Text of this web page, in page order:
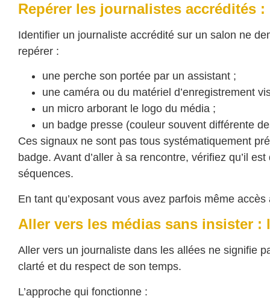
Repérer les journalistes accrédités
Identifier un journaliste accrédité sur un salon ne
repérer :
une perche son portée par un assistant ;
une caméra ou du matériel d’enregistrement
un micro arborant le logo du média ;
un badge presse (couleur souvent différente
Ces signaux ne sont pas tous systématiquement
badge. Avant d’aller à sa rencontre, vérifiez qu’il
séquences.
En tant qu’exposant vous avez parfois même
Aller vers les médias sans insister :
Aller vers un journaliste dans les allées ne signifie
clarté et du respect de son temps.
L’approche qui fonctionne :